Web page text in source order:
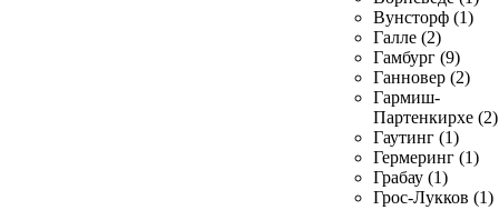
Вунсторф (1)
Галле (2)
Гамбург (9)
Ганновер (2)
Гармиш-
Партенкирхе (2)
Гаутинг (1)
Гермеринг (1)
Грабау (1)
Грос-Лукков (1)